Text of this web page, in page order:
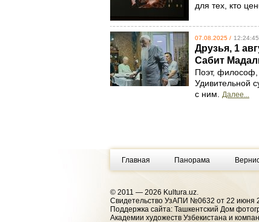
для тех, кто
07.08.2025 / 12:24:45
Друзья, 1
Сабит
Поэт, философ,
Удивительной
с ним. Далее...
Главная Панорама
© 2011 — 2026 Kultura.uz.
Cвидетельство УзАПИ №0632 от 22 июня
Поддержка сайта: Ташкентский Дом
Академии художеств Узбекистана и